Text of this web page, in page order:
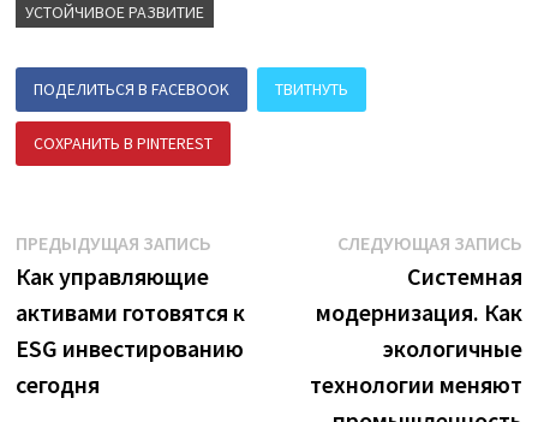
УСТОЙЧИВОЕ РАЗВИТИЕ
ПОДЕЛИТЬСЯ В FACEBOOK ТВИТНУТЬ
СОХРАНИТЬ В PINTEREST
Навигация
по
записям
ПРЕДЫДУЩАЯ ЗАПИСЬПредыдущая
Как управляющие
активами готовятся к
ESG инвестированию
сегодня
СЛЕДУЮЩАЯ ЗАПИСЬ
Системная
модернизация. Как
экологичные
технологии меняют